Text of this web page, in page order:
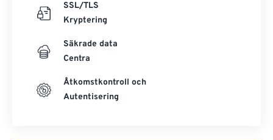
SSL/TLS
Kryptering
Säkrade data
Centra
Åtkomstkontroll och
Autentisering